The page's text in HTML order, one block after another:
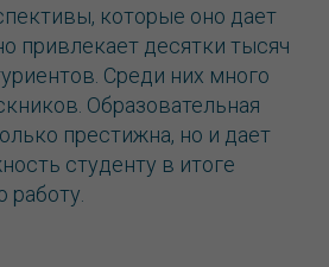
которые оно дает
привлекает десятки тысяч
Среди них много
Образовательная
престижна, но и дает
студенту в итоге